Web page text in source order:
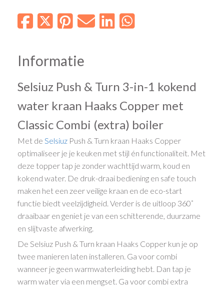
Informatie
Selsiuz Push & Turn 3-in-1 kokend
water kraan Haaks Copper met
Classic Combi (extra) boiler
Met de Selsiuz Push & Turn kraan Haaks Copper
optimaliseer je je keuken met stijl én functionaliteit. Met
deze topper tap je zonder wachttijd warm, koud en
kokend water. De druk-draai bediening en safe touch
maken het een zeer veilige kraan en de eco-start
functie biedt veelzijdigheid. Verder is de uitloop 360˚
draaibaar en geniet je van een schitterende, duurzame
en slijtvaste afwerking.
De Selsiuz Push & Turn kraan Haaks Copper kun je op
twee manieren laten installeren. Ga voor combi
wanneer je geen warmwaterleiding hebt. Dan tap je
warm water via een mengset. Ga voor combi extra